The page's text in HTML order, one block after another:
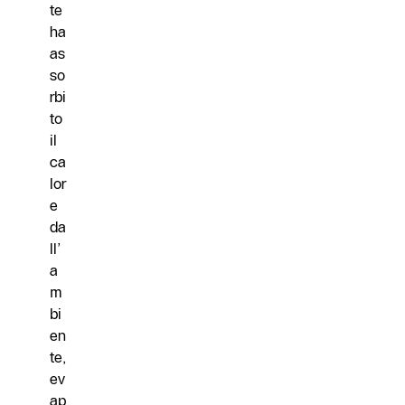
te
ha
as
so
rbi
to
il
ca
lor
e
da
ll’
a
m
bi
en
te,
ev
ap